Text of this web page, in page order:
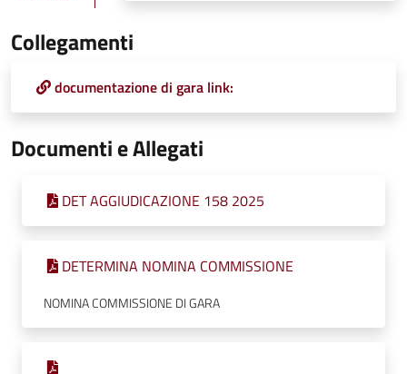
Collegamenti
documentazione di gara link:
Documenti e Allegati
DET AGGIUDICAZIONE 158 2025
DETERMINA NOMINA COMMISSIONE
NOMINA COMMISSIONE DI GARA